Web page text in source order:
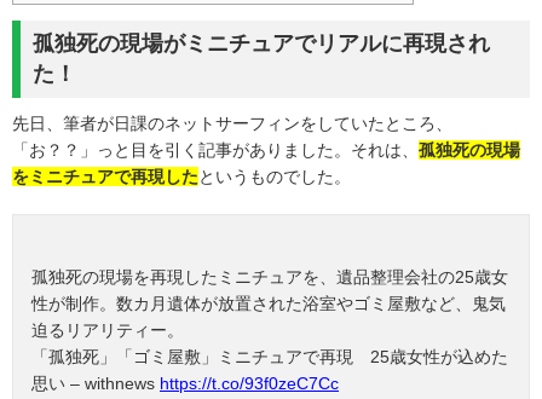
孤独死の現場がミニチュアでリアルに再現され
た！
先日、筆者が日課のネットサーフィンをしていたところ、
「お？？」っと目を引く記事がありました。それは、 孤独死の現場
をミニチュアで再現したというものでした。
孤独死の現場を再現したミニチュアを、遺品整理会社の25歳女
性が制作。数カ月遺体が放置された浴室やゴミ屋敷など、鬼気
迫るリアリティー。
「孤独死」「ゴミ屋敷」ミニチュアで再現 25歳女性が込めた
思い – withnews https://t.co/93f0zeC7Cc